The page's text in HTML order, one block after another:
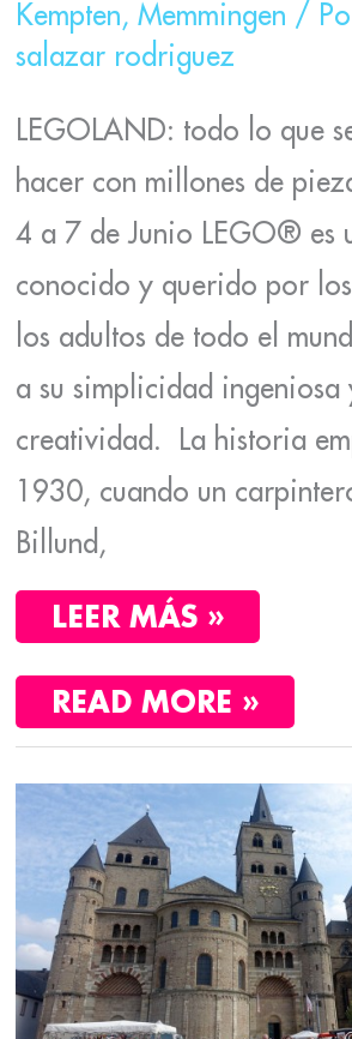
Kempten, Memmingen /
salazar rodriguez
LEGOLAND: todo lo que
hacer con millones de
4 a 7 de Junio LEGO® es
conocido y querido por
los adultos de todo el
a su simplicidad ingeniosa
creatividad. La historia
1930, cuando un
Billund,
LEER MÁS »
READ MORE »
ALEMANIA
MÁS
ALLÁ
DE
BERLIN